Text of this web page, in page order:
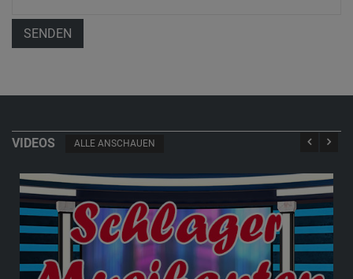
SENDEN
VIDEOS ALLE ANSCHAUEN